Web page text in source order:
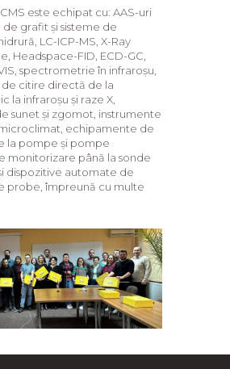
este echipat cu: AAS-uri
grafit și sisteme de
LC-ICP-MS, X-Ray
Headspace-FID, ECD-GC,
spectrometrie în infraroșu,
citire directă de la
la infraroșu și raze X,
sunet și zgomot, instrumente
echipamente de
la pompe și pompe
monitorizare până la sonde
dispozitive automate de
probe, împreună cu multe